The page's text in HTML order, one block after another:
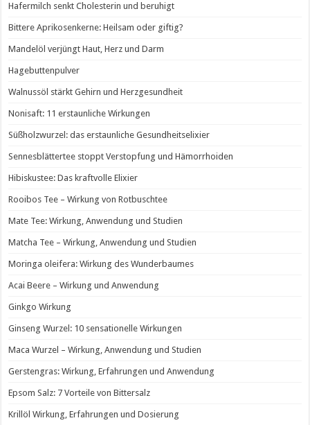
Hafermilch senkt Cholesterin und beruhigt
Bittere Aprikosenkerne: Heilsam oder giftig?
Mandelöl verjüngt Haut, Herz und Darm
Hagebuttenpulver
Walnussöl stärkt Gehirn und Herzgesundheit
Nonisaft: 11 erstaunliche Wirkungen
Süßholzwurzel: das erstaunliche Gesundheitselixier
Sennesblättertee stoppt Verstopfung und Hämorrhoiden
Hibiskustee: Das kraftvolle Elixier
Rooibos Tee – Wirkung von Rotbuschtee
Mate Tee: Wirkung, Anwendung und Studien
Matcha Tee – Wirkung, Anwendung und Studien
Moringa oleifera: Wirkung des Wunderbaumes
Acai Beere – Wirkung und Anwendung
Ginkgo Wirkung
Ginseng Wurzel: 10 sensationelle Wirkungen
Maca Wurzel – Wirkung, Anwendung und Studien
Gerstengras: Wirkung, Erfahrungen und Anwendung
Epsom Salz: 7 Vorteile von Bittersalz
Krillöl Wirkung, Erfahrungen und Dosierung